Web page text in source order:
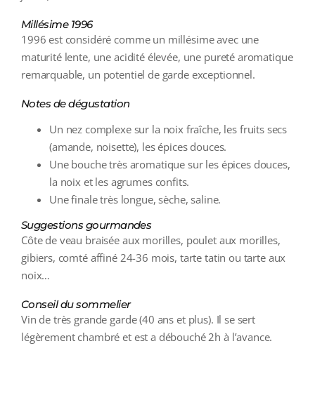
Millésime 1996
1996 est considéré comme un millésime avec une
maturité lente, une acidité élevée, une pureté aromatique
remarquable, un potentiel de garde exceptionnel.
Notes de dégustation
Un nez complexe sur la noix fraîche, les fruits secs
(amande, noisette), les épices douces.
Une bouche très aromatique sur les épices douces,
la noix et les agrumes confits.
Une finale très longue, sèche, saline.
Suggestions gourmandes
Côte de veau braisée aux morilles, poulet aux morilles,
gibiers, comté affiné 24-36 mois, tarte tatin ou tarte aux
noix…
Conseil du sommelier
Vin de très grande garde (40 ans et plus). Il se sert
légèrement chambré et est a débouché 2h à l’avance.